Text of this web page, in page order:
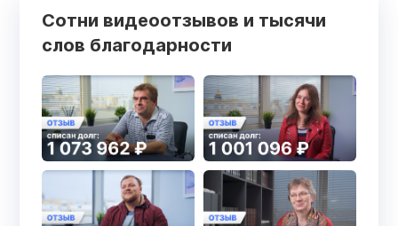
Сотни видеоотзывов и тысячи
слов благодарности